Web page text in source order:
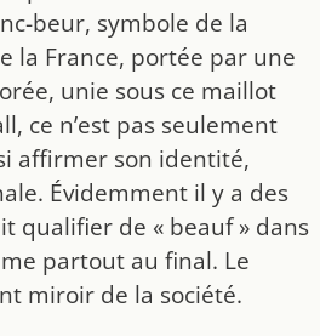
beur, symbole de la
la France, portée par une
unie sous ce maillot
ce n’est pas seulement
affirmer son identité,
Évidemment il y a des
qualifier de « beauf » dans
partout au final. Le
miroir de la société.